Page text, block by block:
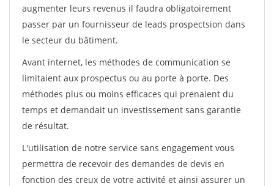
augmenter leurs revenus il faudra obligatoirement
passer par un fournisseur de leads prospectsion dans
le secteur du bâtiment.
Avant internet, les méthodes de communication se
limitaient aux prospectus ou au porte à porte. Des
méthodes plus ou moins efficaces qui prenaient du
temps et demandait un investissement sans garantie
de résultat.
L'utilisation de notre service sans engagement vous
permettra de recevoir des demandes de devis en
fonction des creux de votre activité et ainsi assurer un